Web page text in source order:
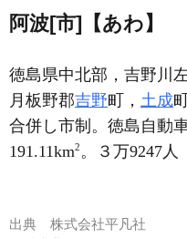
阿波[市]【あわ】
徳島県中北部，吉野川
月板野郡吉野町， 土成
合併し市制。徳島自動
191.11km2 。３万9247人
出典 株式会社平凡社